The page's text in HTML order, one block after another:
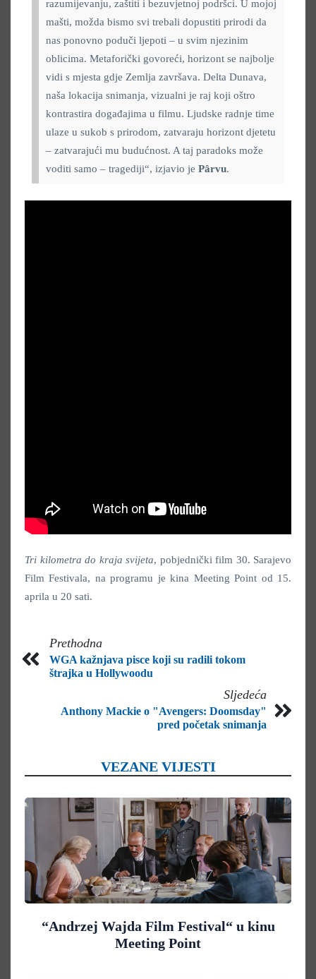
razumijevanju, zaštiti i bezuvjetnoj podršci. U mojoj
mašti, možda bismo svi trebali dopustiti prirodi da
nas ponovno poduči ljepoti – u svim njezinim
oblicima. Metaforički govoreći, horizont se najbolje
vidi s mjesta gdje Zemlja završava. Delta Dunava,
naša lokacija snimanja, vizualni je raj koji oštro
kontrastira događajima u filmu. Ljudske radnje time
ulaze u sukob s prirodom, zatvaraju horizont djetetu
– zatvarajući mu budućnost. A taj paradoks može
voditi samo – tragediji“, izjavio je Pârvu.
Tri kilometra do kraja svijeta, pobjednički film 30. Sarajevo
Film Festivala, na programu je kina Meeting Point od 15.
aprila u 20 sati.
Prethodna
WGA kažnjava pisce koji su radili tokom
štrajka u Hollywoodu
Sljedeća
Anthony Mackie o "Avengers: Doomsday"
pred početak snimanja
VEZANE VIJESTI
“Andrzej Wajda Film Festival“ u kinu
Meeting Point